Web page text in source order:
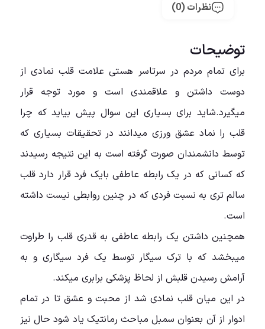
نظرات (0)
توضیحات
برای تمام مردم در سرتاسر هستی علامت قلب نمادی از
دوست داشتن و علاقمندی است و مورد توجه قرار
میگیرد.شاید برای بسیاری این سوال پیش بیاید که چرا
قلب را نماد عشق ورزی میدانند در تحقیقات بسیاری که
توسط دانشمندان صورت گرفته است به این نتیجه رسیدند
که کسانی که در یک رابطه عاطفی بایک فرد قرار دارد قلب
سالم تری به نسبت فردی که در چنین روابطی نیست داشته
است.
همچنین داشتن یک رابطه عاطفی به قدری قلب را طراوت
میبخشد که با ترک سیگار توسط یک فرد سیگاری و به
آرامش رسیدن قلبش از لحاظ پزشکی برابری میکند.
در این میان قلب نمادی شد از محبت و عشق تا در تمام
ادوار از آن بعنوان سمبل مباحث رمانتیک یاد شود حال نیز